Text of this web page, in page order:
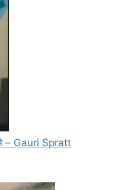
मे – Gauri Spratt